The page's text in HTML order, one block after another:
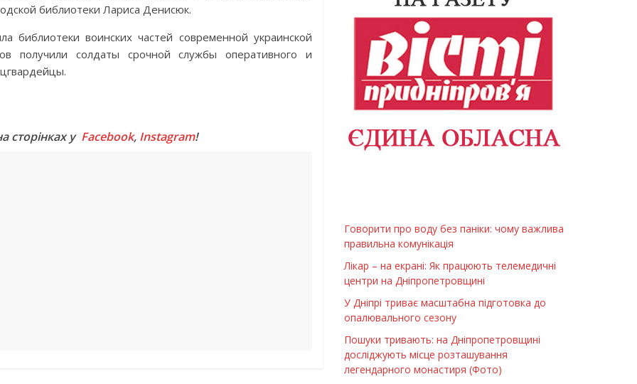
библиотеки Лариса Денисюк.
воинских частей современной украинской
получили солдаты срочной службы оперативного и
сторінках у Facebook, Instagram!
Говорити про воду без паніки: чому важлива
правильна комунікація
Лікар – на екрані: Як працюють телемедичні
центри на Дніпропетровщині
У Дніпрі триває масштабна підготовка до
опалювального сезону
Пошуки тривають: на Дніпропетровщині
досліджують місце розташування
легендарного монастиря (Фото)